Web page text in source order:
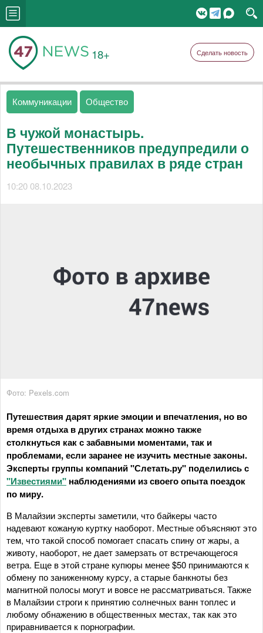
18+ Сделать новость
Коммуникации Общество
В чужой монастырь.
Путешественников предупредили о
необычных правилах в ряде стран
10:20 08.10.2023
Фото: Pexels.com
Путешествия дарят яркие эмоции и впечатления, но во
время отдыха в других странах можно также
столкнуться как с забавными моментами, так и
проблемами, если заранее не изучить местные законы.
Эксперты группы компаний "Слетать.ру" поделились с
"Известиями" наблюдениями из своего опыта поездок
по миру.
В Малайзии эксперты заметили, что байкеры часто
надевают кожаную куртку наоборот. Местные объясняют это
тем, что такой способ помогает спасать спину от жары, а
животу, наоборот, не дает замерзать от встречающегося
ветра. Еще в этой стране купюры менее $50 принимаются к
обмену по заниженному курсу, а старые банкноты без
магнитной полосы могут и вовсе не рассматриваться. Также
в Малайзии строги к принятию солнечных ванн топлес и
любому обнажению в общественных местах, так как это
приравнивается к порнографии.